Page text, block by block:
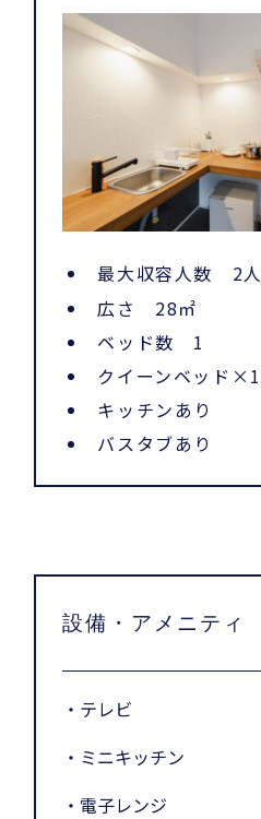
最大収容人数 2人
広さ 28㎡
ベッド数 1
クイーンベッド×1
キッチンあり
バスタブあり
設備・アメニティ
・テレビ
・ミニキッチン
・電子レンジ